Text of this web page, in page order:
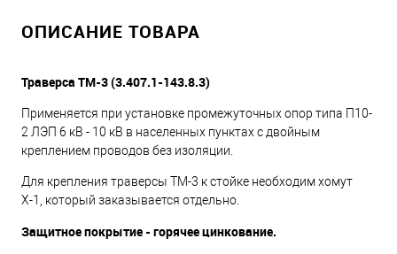
ОПИСАНИЕ ТОВАРА
Траверса ТМ-3 (3.407.1-143.8.3)
Применяется при установке промежуточных опор типа П10-
2 ЛЭП 6 кВ - 10 кВ в населенных пунктах с двойным
креплением проводов без изоляции.
Для крепления траверсы ТМ-3 к стойке необходим хомут
Х-1, который заказывается отдельно.
Защитное покрытие - горячее цинкование.